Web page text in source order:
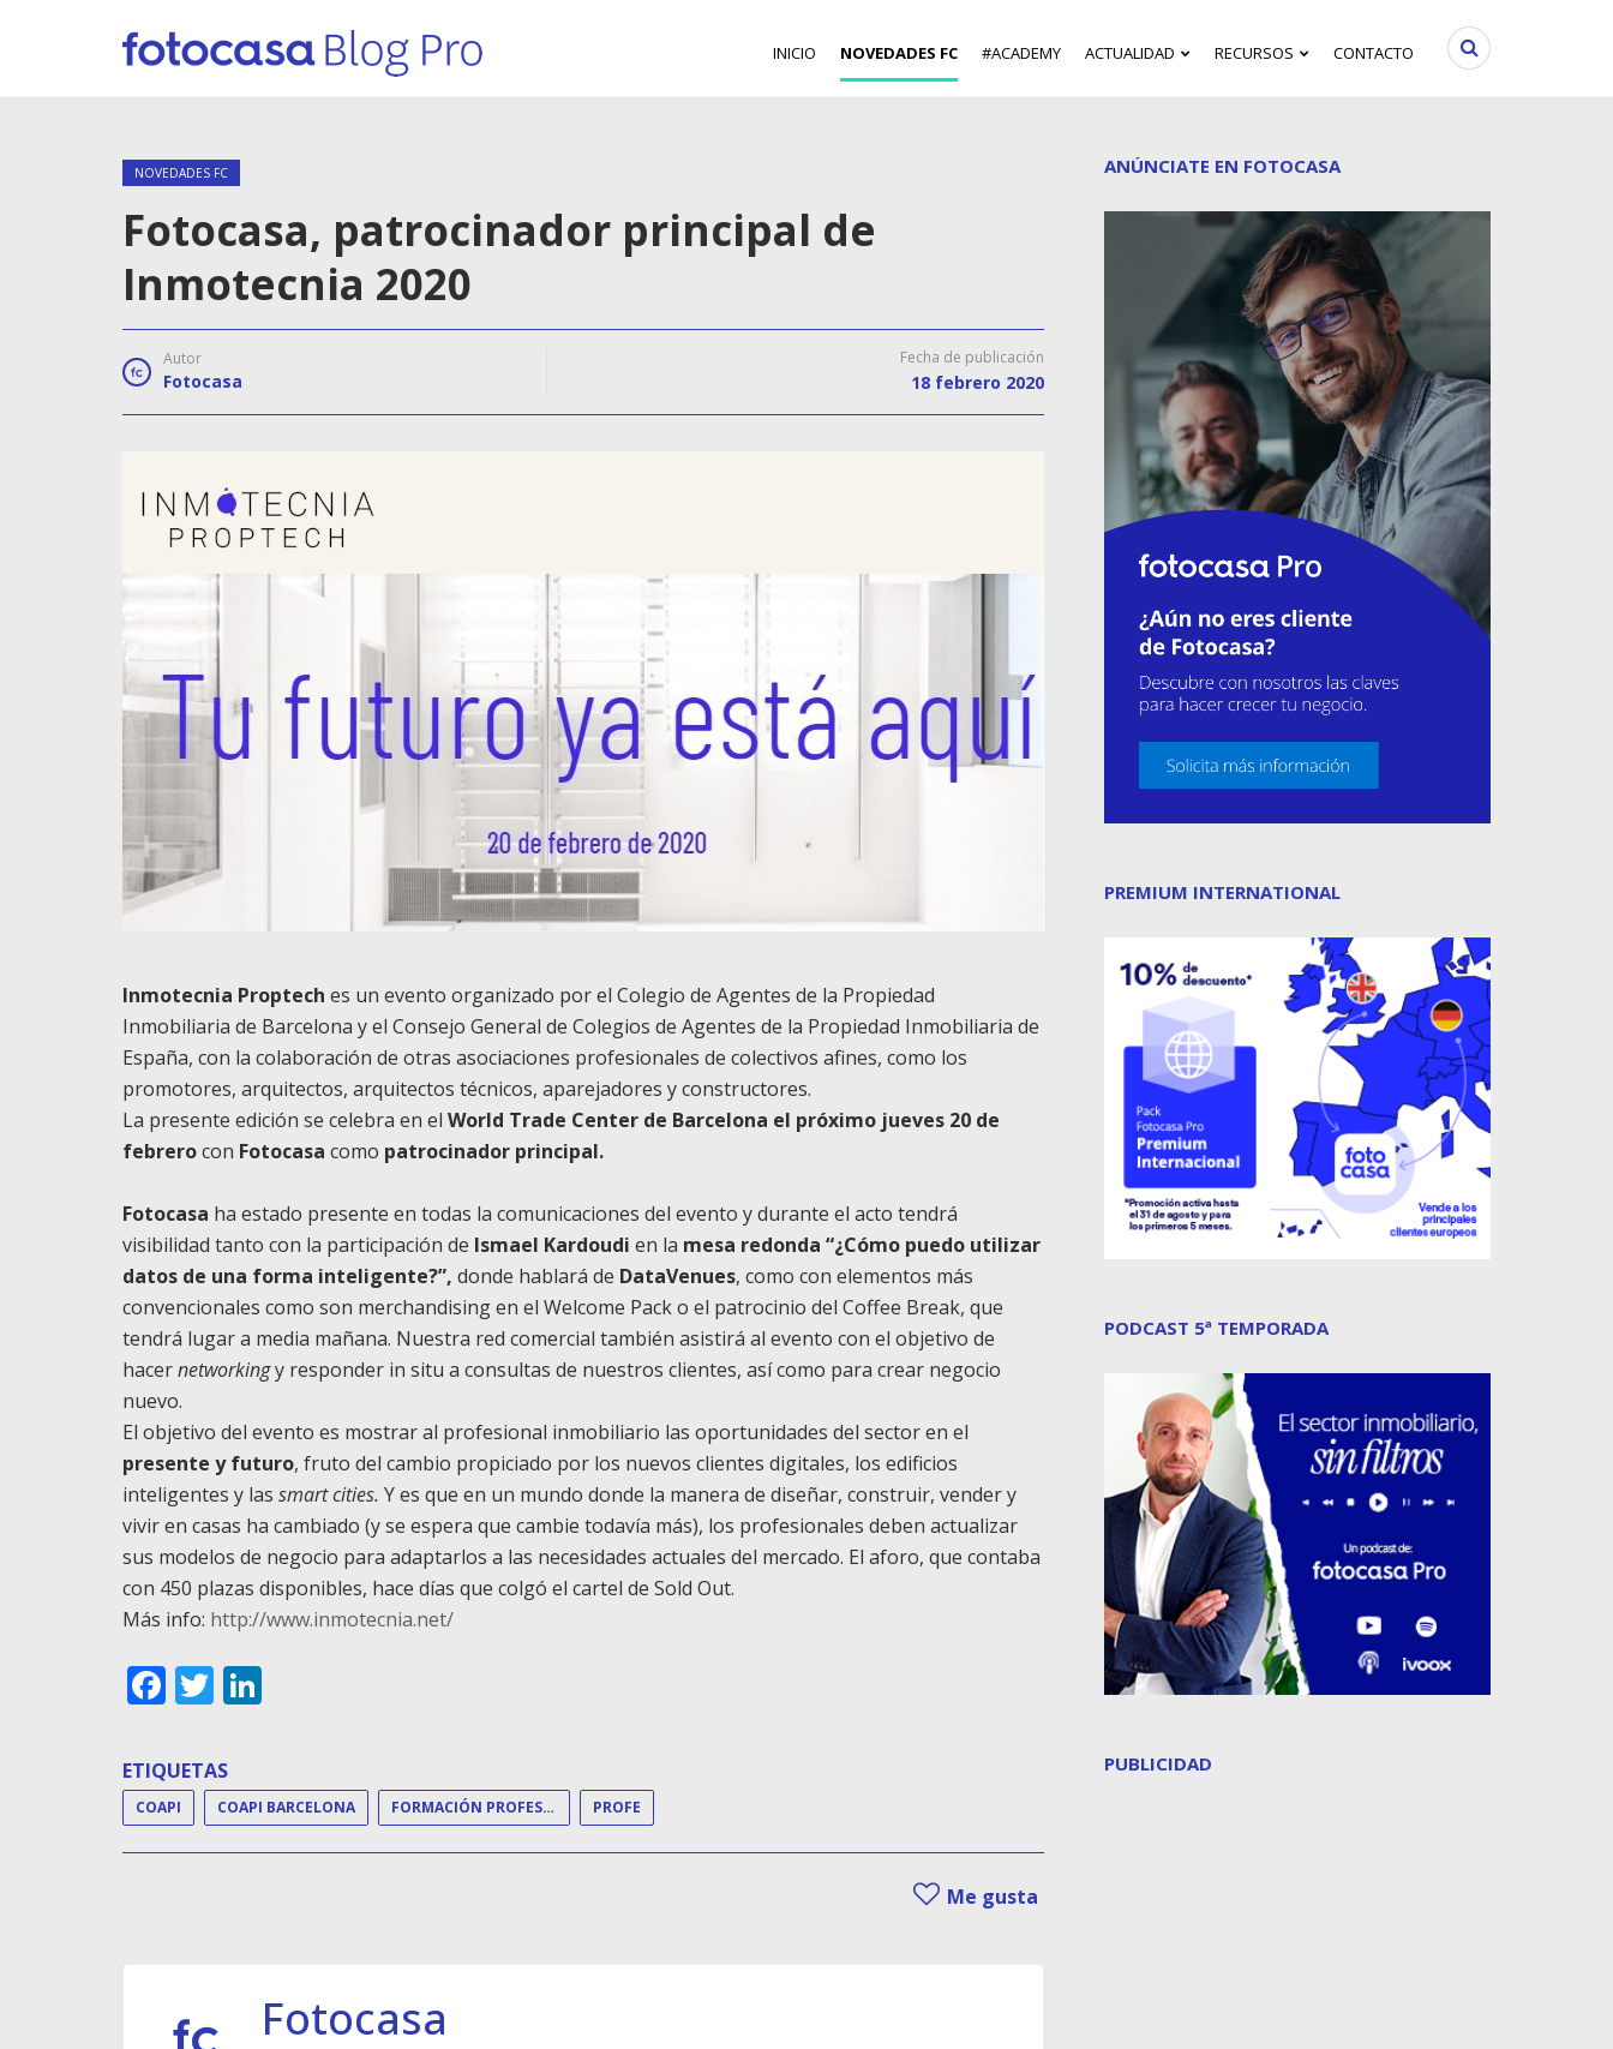
INICIO NOVEDADES FC #ACADEMY ACTUALIDAD RECURSOS CONTACTO
NOVEDADES FC
Fotocasa, patrocinador principal de
Inmotecnia 2020
Autor
Fotocasa
Fecha de publicación
18 febrero 2020
Inmotecnia Proptech es un evento organizado por el Colegio de Agentes de la Propiedad
Inmobiliaria de Barcelona y el Consejo General de Colegios de Agentes de la Propiedad Inmobiliaria de
España, con la colaboración de otras asociaciones profesionales de colectivos afines, como los
promotores, arquitectos, arquitectos técnicos, aparejadores y constructores.
La presente edición se celebra en el World Trade Center de Barcelona el próximo jueves 20 de
febrerocon Fotocasa como patrocinador principal.
Fotocasa ha estado presente en todas la comunicaciones del evento y durante el acto tendrá
visibilidad tanto con la participación de Ismael Kardoudi en la mesa redonda “¿Cómo puedo utilizar
datos de una forma inteligente?”, donde hablará de DataVenues, como con elementos más
convencionales como son merchandising en el Welcome Pack o el patrocinio del Coffee Break, que
tendrá lugar a media mañana. Nuestra red comercial también asistirá al evento con el objetivo de
hacernetworkingy responder in situ a consultas de nuestros clientes, así como para crear negocio
nuevo.
El objetivo del evento es mostrar al profesional inmobiliario las oportunidades del sector en el
presente y futuro, fruto del cambio propiciado por los nuevos clientes digitales, los edificios
inteligentes y las smart cities. Y es que en un mundo donde la manera de diseñar, construir, vender y
vivir en casas ha cambiado (y se espera que cambie todavía más), los profesionales deben actualizar
sus modelos de negocio para adaptarlos a las necesidades actuales del mercado. El aforo, que contaba
con 450 plazas disponibles, hace días que colgó el cartel de Sold Out.
Más info: http://www.inmotecnia.net/
Facebook
Twitter
ETIQUETAS
COAPI COAPI BARCELONA FORMACIÓN PROFESIONAL PROFE
Me gusta
Fotocasa
ANÚNCIATE EN FOTOCASA
PREMIUM INTERNATIONAL
PODCAST 5ª TEMPORADA
PUBLICIDAD